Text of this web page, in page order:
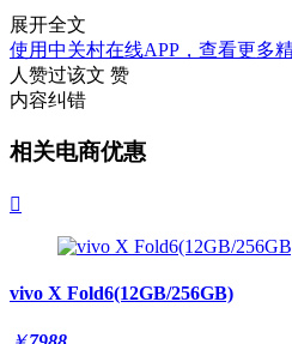
展开全文
使用中关村在线APP，查看更多
人赞过该文 赞
内容纠错
相关电商优惠

vivo X Fold6(12GB/256GB)